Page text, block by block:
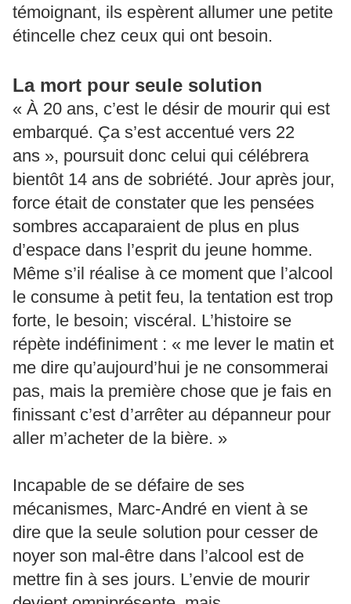
témoignant, ils espèrent allumer une petite
étincelle chez ceux qui ont besoin.
La mort pour seule solution
« À 20 ans, c’est le désir de mourir qui est
embarqué. Ça s’est accentué vers 22
ans », poursuit donc celui qui célébrera
bientôt 14 ans de sobriété. Jour après jour,
force était de constater que les pensées
sombres accaparaient de plus en plus
d’espace dans l’esprit du jeune homme.
Même s’il réalise à ce moment que l’alcool
le consume à petit feu, la tentation est trop
forte, le besoin; viscéral. L’histoire se
répète indéfiniment : « me lever le matin et
me dire qu’aujourd’hui je ne consommerai
pas, mais la première chose que je fais en
finissant c’est d’arrêter au dépanneur pour
aller m’acheter de la bière. »
Incapable de se défaire de ses
mécanismes, Marc-André en vient à se
dire que la seule solution pour cesser de
noyer son mal-être dans l’alcool est de
mettre fin à ses jours. L’envie de mourir